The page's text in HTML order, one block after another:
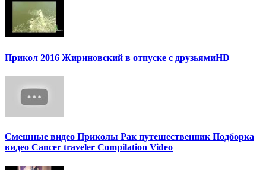
Прикол 2016 Жириновский в отпуске с друзьямиHD
Смешные видео Приколы Рак путешественник Подборка
видео Cancer traveler Compilation Video